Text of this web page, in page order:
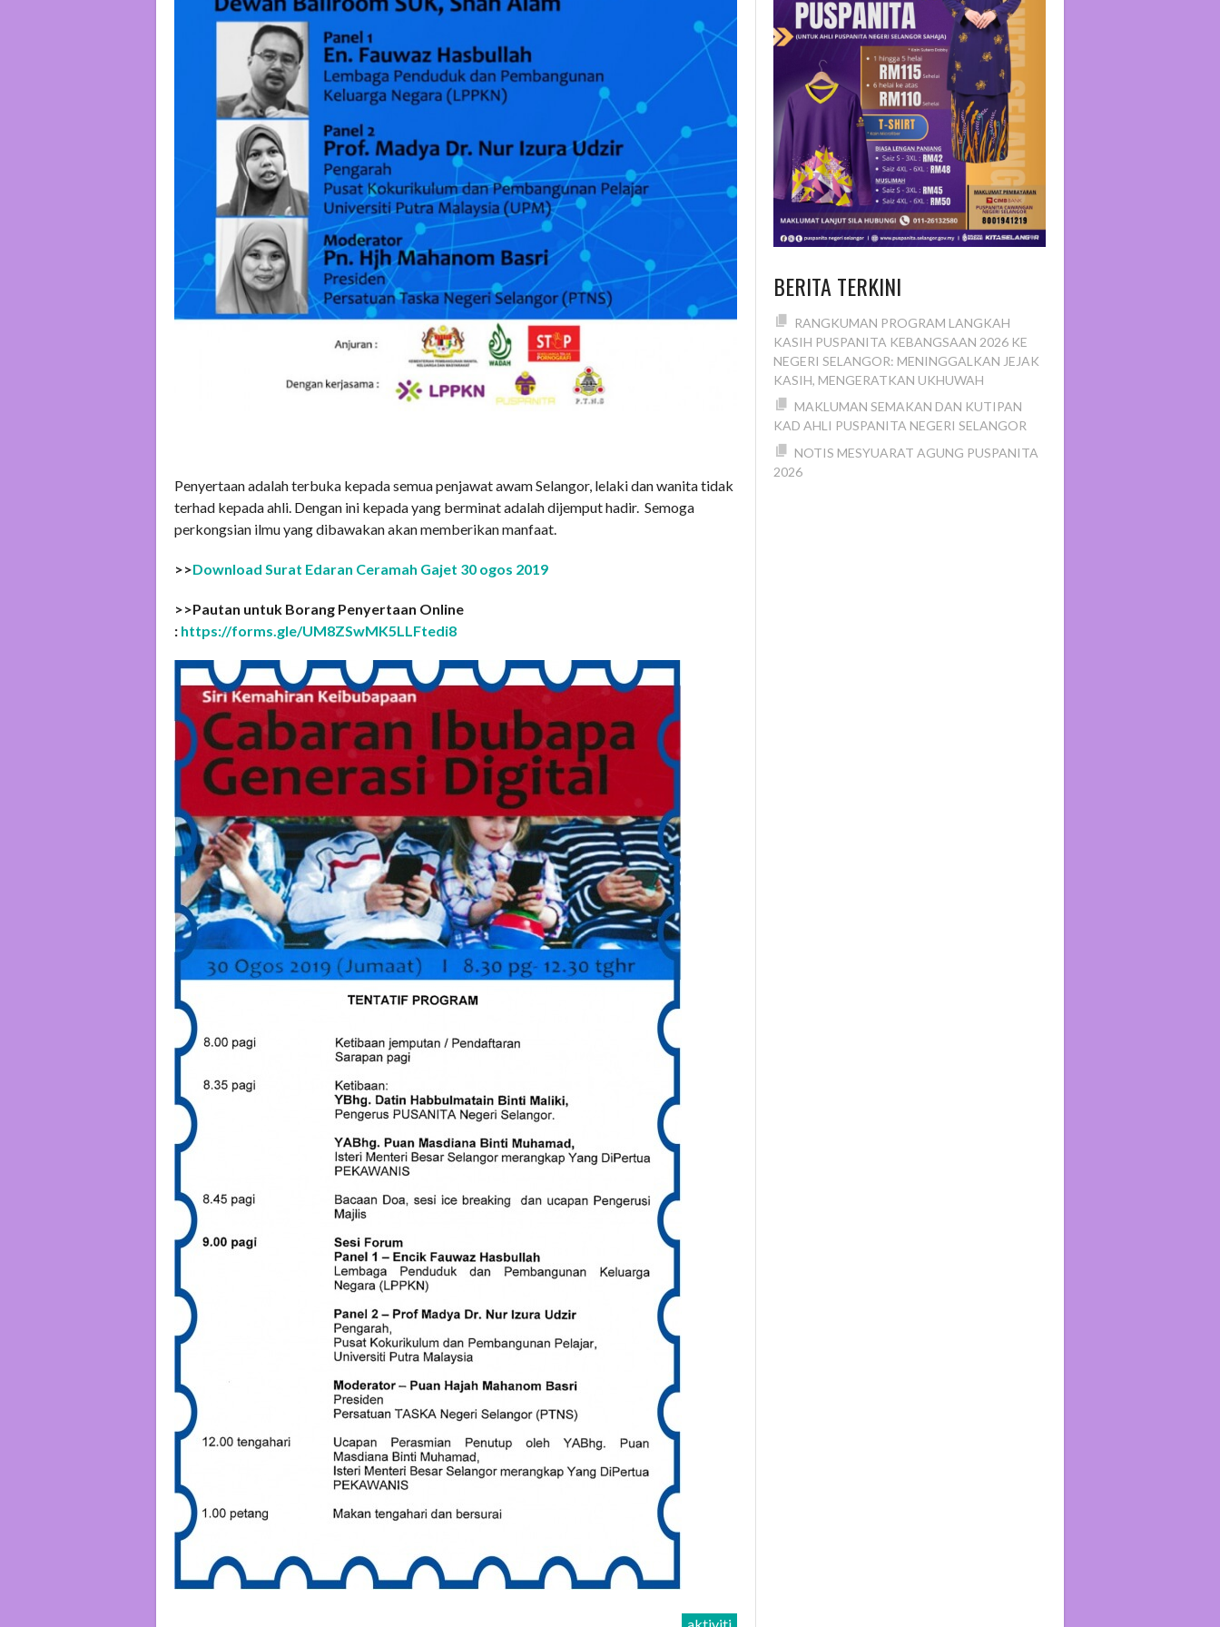
Penyertaan adalah terbuka kepada semua penjawat awam Selangor, lelaki dan wanita tidak
terhad kepada ahli. Dengan ini kepada yang berminat adalah dijemput hadir. Semoga
perkongsian ilmu yang dibawakan akan memberikan manfaat.
>>Download Surat Edaran Ceramah Gajet 30 ogos 2019
>>Pautan untuk Borang Penyertaan Online
: https://forms.gle/UM8ZSwMK5LLFtedi8
BERITA TERKINI
RANGKUMAN PROGRAM LANGKAH
KASIH PUSPANITA KEBANGSAAN 2026 KE
NEGERI SELANGOR: MENINGGALKAN JEJAK
KASIH, MENGERATKAN UKHUWAH
MAKLUMAN SEMAKAN DAN KUTIPAN
KAD AHLI PUSPANITA NEGERI SELANGOR
NOTIS MESYUARAT AGUNG PUSPANITA
2026